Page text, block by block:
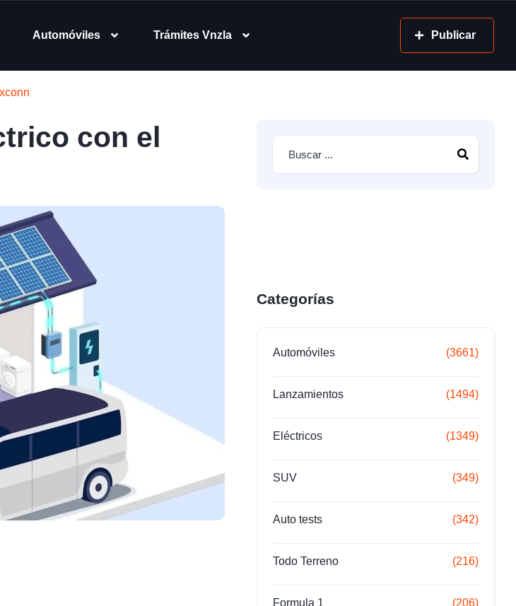
Automóviles Trámites Vnzla Publicar
con el
Categorías
Automóviles (3661)
Lanzamientos (1494)
Eléctricos (1349)
SUV (349)
Auto tests (342)
Todo Terreno (216)
Formula 1 (206)